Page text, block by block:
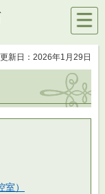
メニ
ュー
更新日：2026年1月29日
）